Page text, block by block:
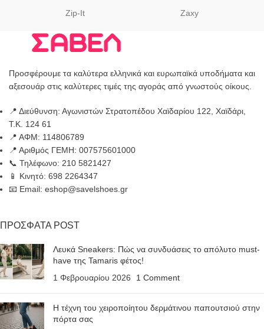
Zip-It Zaxy
Προσφέρουμε τα καλύτερα ελληνικά και ευρωπαϊκά υποδήματα και
αξεσουάρ στις καλύτερες τιμές της αγοράς από γνωστούς οίκους.
📍 Διεύθυνση: Αγωνιστών Στρατοπέδου Χαϊδαρίου 122, Χαϊδάρι,
Τ.Κ. 124 61
📍 ΑΦΜ: 114806789
📍 Αριθμός ΓΕΜΗ: 007575601000
📞 Τηλέφωνο: 210 5821427
📱 Κινητό: 698 2264347
📧 Email: eshop@savelshoes.gr
ΠΡΟΣΦΑΤΑ POST
Λευκά Sneakers: Πώς να συνδυάσεις το απόλυτο must-
have της Tamaris φέτος!
1 Φεβρουαρίου 2026
1 Comment
Η τέχνη του χειροποίητου δερμάτινου παπουτσιού στην
πόρτα σας